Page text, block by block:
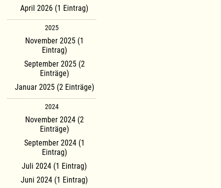
April 2026 (1 Eintrag)
2025
November 2025 (1
Eintrag)
September 2025 (2
Einträge)
Januar 2025 (2 Einträge)
2024
November 2024 (2
Einträge)
September 2024 (1
Eintrag)
Juli 2024 (1 Eintrag)
Juni 2024 (1 Eintrag)